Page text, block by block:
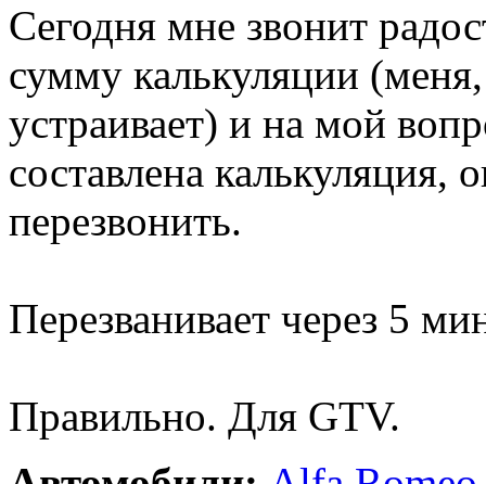
Сегодня мне звонит
сумму калькуляции
устраивает) и на мой
составлена калькуляция,
перезвонить.
Перезванивает через 5
Правильно. Для GTV.